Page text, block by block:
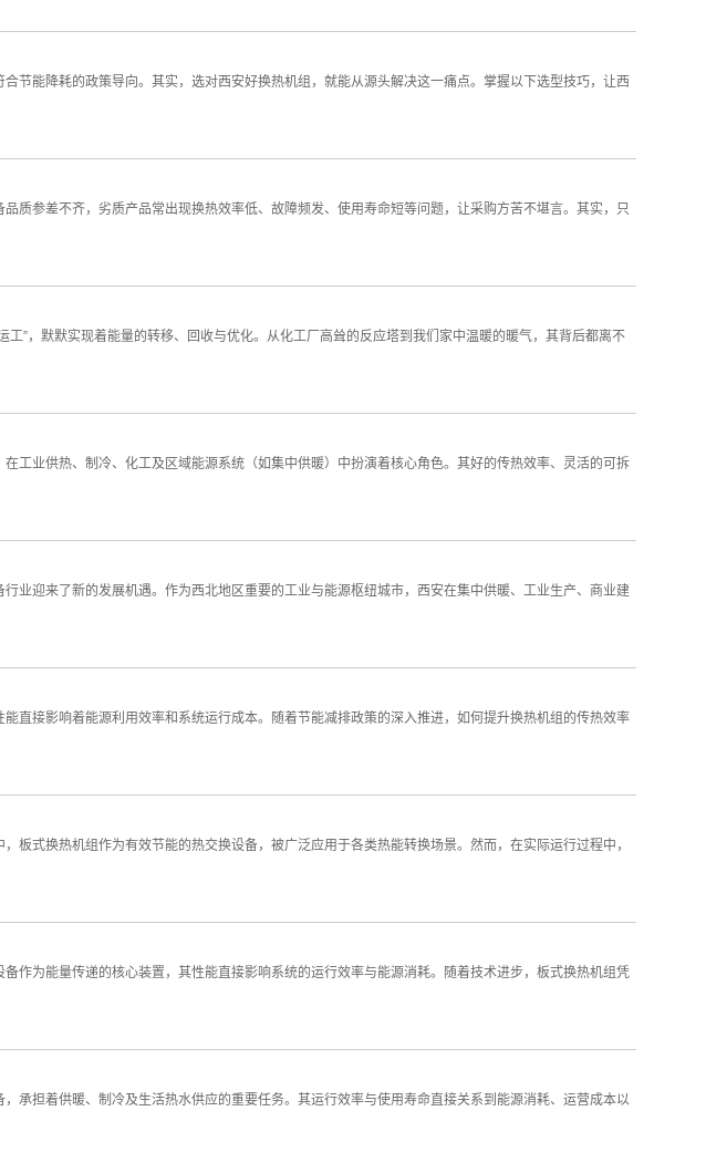
节能降耗的政策导向。其实，选对西安好换热机组，就能从源头解决这一痛点。掌握以下选型技巧，让西
质参差不齐，劣质产品常出现换热效率低、故障频发、使用寿命短等问题，让采购方苦不堪言。其实，只
”，默默实现着能量的转移、回收与优化。从化工厂高耸的反应塔到我们家中温暖的暖气，其背后都离不
工业供热、制冷、化工及区域能源系统（如集中供暖）中扮演着核心角色。其好的传热效率、灵活的可拆
业迎来了新的发展机遇。作为西北地区重要的工业与能源枢纽城市，西安在集中供暖、工业生产、商业建
直接影响着能源利用效率和系统运行成本。随着节能减排政策的深入推进，如何提升换热机组的传热效率
式换热机组作为有效节能的热交换设备，被广泛应用于各类热能转换场景。然而，在实际运行过程中，
为能量传递的核心装置，其性能直接影响系统的运行效率与能源消耗。随着技术进步，板式换热机组凭
承担着供暖、制冷及生活热水供应的重要任务。其运行效率与使用寿命直接关系到能源消耗、运营成本以